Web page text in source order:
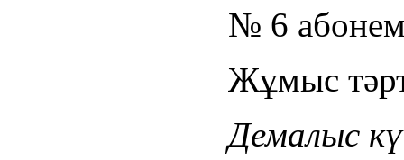
№ 6
Жұмыс
Демалыс